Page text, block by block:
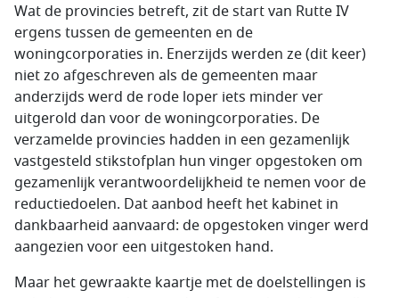
Wat de provincies betreft, zit de start van Rutte IV
ergens tussen de gemeenten en de
woningcorporaties in. Enerzijds werden ze (dit keer)
niet zo afgeschreven als de gemeenten maar
anderzijds werd de rode loper iets minder ver
uitgerold dan voor de woningcorporaties. De
verzamelde provincies hadden in een gezamenlijk
vastgesteld stikstofplan hun vinger opgestoken om
gezamenlijk verantwoordelijkheid te nemen voor de
reductiedoelen. Dat aanbod heeft het kabinet in
dankbaarheid aanvaard: de opgestoken vinger werd
aangezien voor een uitgestoken hand.
Maar het gewraakte kaartje met de doelstellingen is